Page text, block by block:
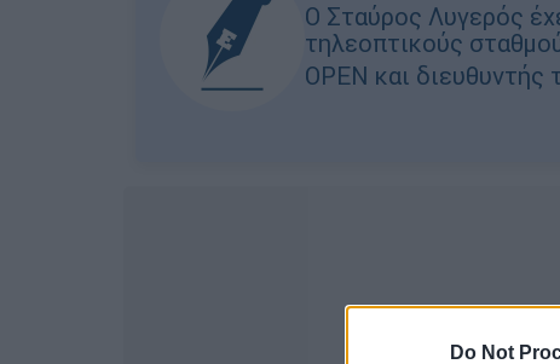
Do Not
Ο Σταύρος Λυγερός
τηλεοπτικούς
OPEN και